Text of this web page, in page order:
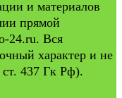
и материалов
прямой
24.ru. Вся
характер и не
ст. 437 Гк Рф).